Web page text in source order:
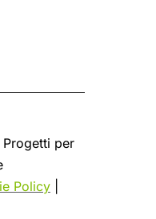
per
Policy